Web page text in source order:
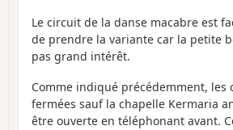
Le circuit de la danse macabre est
de prendre la variante car la petite
pas grand intérêt.
Comme indiqué précédemment, les
fermées sauf la chapelle Kermaria
être ouverte en téléphonant avant.